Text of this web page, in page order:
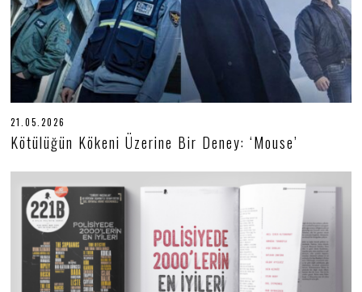
21.05.2026
.
5
2
0
2
Kötülüğün Kökeni Üzerine Bir Deney: ‘Mouse’